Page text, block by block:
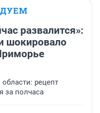
развалится»:
шокировало
рецепт
за полчаса